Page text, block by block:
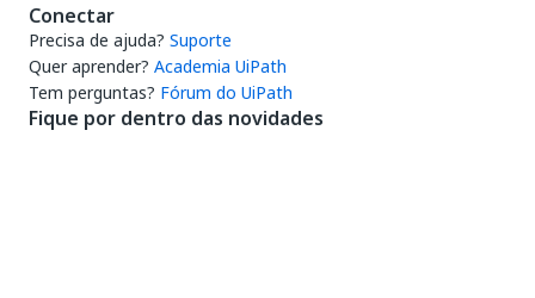
Conectar
Precisa de ajuda? Suporte
Quer aprender? Academia UiPath
Tem perguntas? Fórum do UiPath
Fique por dentro das novidades